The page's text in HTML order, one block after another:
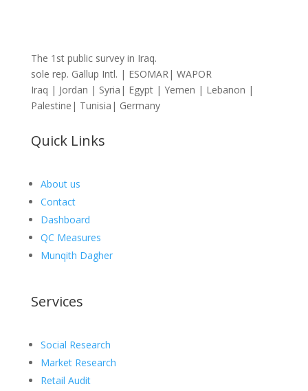
The 1st public survey in Iraq.
sole rep. Gallup Intl. | ESOMAR| WAPOR
Iraq | Jordan | Syria| Egypt | Yemen | Lebanon |
Palestine| Tunisia| Germany
Quick Links
About us
Contact
Dashboard
QC Measures
Munqith Dagher
Services
Social Research
Market Research
Retail Audit